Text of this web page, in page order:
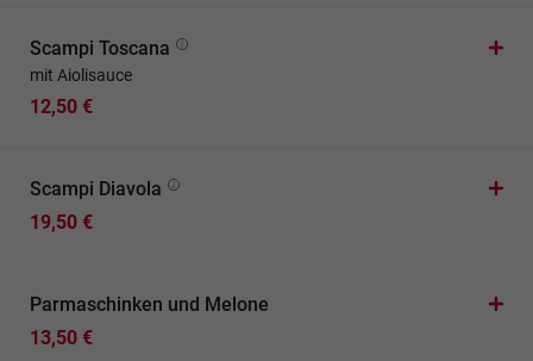
Scampi Toscana
mit Aiolisauce
12,50 €
Scampi Diavola
19,50 €
Parmaschinken und Melone
13,50 €